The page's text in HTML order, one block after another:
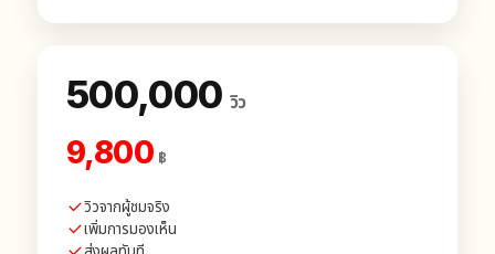
500,000 วิว
9,800 ฿
วิวจากผู้ชมจริง
เพิ่มการมองเห็น